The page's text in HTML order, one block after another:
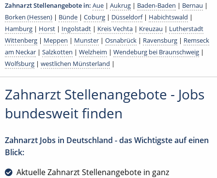
Zahnarzt Stellenangebote in: Aue | Aukrug | Baden-Baden | Bernau |
Borken (Hessen) | Bünde | Coburg | Düsseldorf| Habichtswald |
Hamburg | Horst | Ingolstadt | Kreis Vechta | Kreuzau | Lutherstadt
Wittenberg | Meppen | Munster | Osnabrück | Ravensburg | Remseck
am Neckar | Salzkotten | Welzheim | Wendeburg bei Braunschweig |
Wolfsburg | westlichen Münsterland |
Zahnarzt Stellenangebote - Jobs
bundesweit finden
Zahnarzt Jobs in Deutschland - das Wichtigste auf einen
Blick:
Aktuelle Zahnarzt Stellenangebote in ganz